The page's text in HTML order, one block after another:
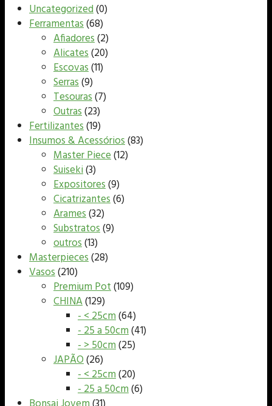
Uncategorized(0)
Ferramentas(68)
Afiadores(2)
Alicates(20)
Escovas(11)
Serras(9)
Tesouras(7)
Outras(23)
Fertilizantes(19)
Insumos & Acessórios(83)
Master Piece(12)
Suiseki(3)
Expositores(9)
Cicatrizantes(6)
Arames(32)
Substratos(9)
outros(13)
Masterpieces(28)
Vasos(210)
Premium Pot(109)
CHINA(129)
- < 25cm(64)
- 25 a 50cm(41)
- > 50cm(25)
JAPÃO(26)
- < 25cm(20)
- 25 a 50cm(6)